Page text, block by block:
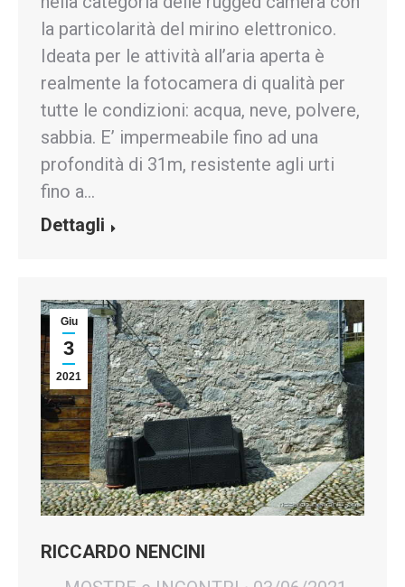
la particolarità del mirino elettronico.
Ideata per le attività all’aria aperta è
realmente la fotocamera di qualità per
tutte le condizioni: acqua, neve, polvere,
sabbia. E’ impermeabile fino ad una
profondità di 31m, resistente agli urti
fino a…
Dettagli
Giu
3
2021
RICCARDO NENCINI